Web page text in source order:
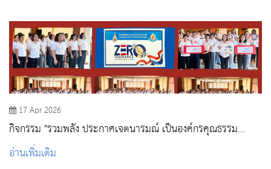
17 Apr 2026
กิจกรรม "รวมพลัง ประกาศเจตนารมณ์ เป็นองค์กรคุณธรรม
ต้นแบบ และการประกาศนโยบาย No Gift Policy ตามโครงการ
ประเมินคุณธรรมและความโปร่งใส ITA วพบ.สระบุรี "
อ่านเพิ่มเติม